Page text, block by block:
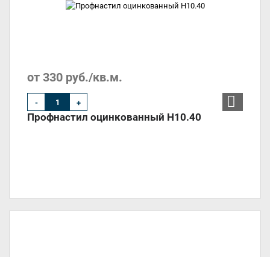
от 330 руб./кв.м.
- +
Профнастил оцинкованный Н10.40